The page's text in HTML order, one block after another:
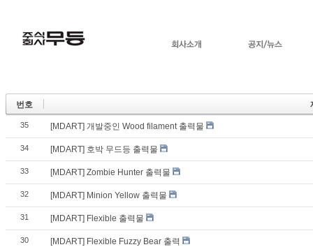
번호
35 [MDART] 개발중인 Wood filament 출력물
34 [MDART] 호박 무드등 출력물
33 [MDART] Zombie Hunter 출력물
32 [MDART] Minion Yellow 출력물
31 [MDART] Flexible 출력물
30 [MDART] Flexible Fuzzy Bear 출력